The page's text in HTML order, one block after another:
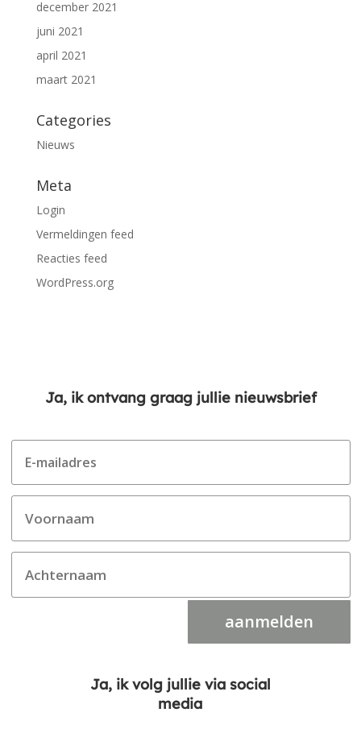
december 2021
juni 2021
april 2021
maart 2021
Categories
Nieuws
Meta
Login
Vermeldingen feed
Reacties feed
WordPress.org
Ja, ik ontvang graag jullie nieuwsbrief
aanmelden
Ja, ik volg jullie via social
media